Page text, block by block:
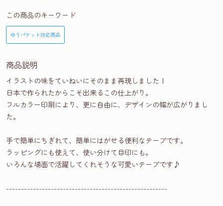
この商品のキーワード
ゆうパケット対応商品
商品説明
イラストの味をていねいにそのまま再現しました！
日本で作られたからこそ出来るこの仕上がり。
フルカラー印刷により、更に自由に、デザインの幅が広がりまし
た。
手で簡単にちぎれて、簡単にはがせる便利なテープです。
ラッピングにも使えて、使い分けて目印にも。
いろんな場面で活躍してくれそうな可愛いテープです♪
------------------------------------------------------